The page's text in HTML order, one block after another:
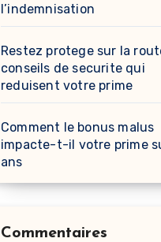
l’indemnisation
Restez protege sur la
conseils de securite qui
reduisent votre prime
Comment le bonus malus
impacte-t-il votre prime
ans
Commentaires